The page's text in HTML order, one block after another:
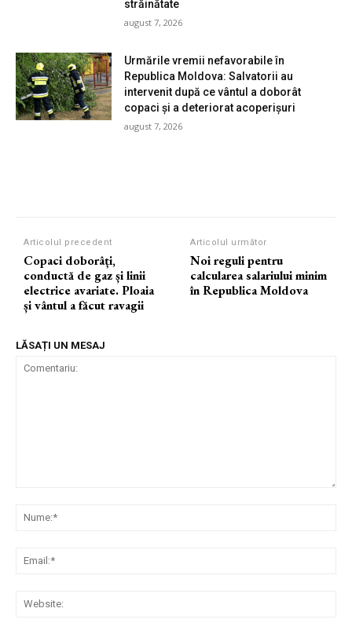
străinătate
august 7, 2026
Urmările vremii nefavorabile în
Republica Moldova: Salvatorii au
intervenit după ce vântul a doborât
copaci și a deteriorat acoperișuri
august 7, 2026
Articolul precedent
Copaci doborâți,
conductă de gaz și linii
electrice avariate. Ploaia
și vântul a făcut ravagii
Articolul următor
Noi reguli pentru
calcularea salariului minim
în Republica Moldova
LĂSAȚI UN MESAJ